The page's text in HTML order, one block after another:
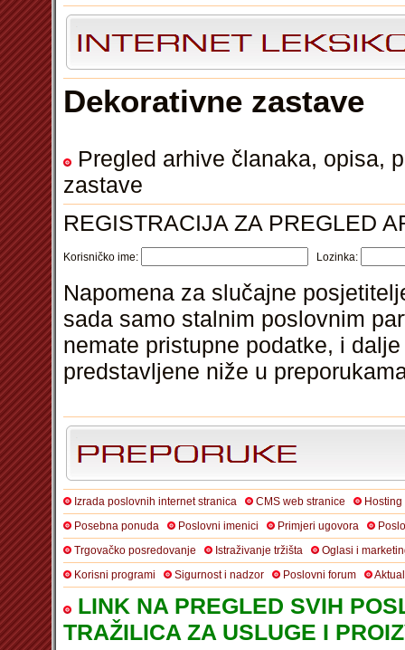
Dekorativne zastave
Pregled arhive članaka, opisa,
zastave
REGISTRACIJA ZA PREGLED
Korisničko ime: Lozinka:
Napomena za slučajne
sada samo stalnim poslovnim
nemate pristupne podatke, i
predstavljene niže u
Izrada poslovnih internet stranica CMS web stranice
Posebna ponuda
Poslovni imenici Primjeri ugovora
Trgovačko posredovanje
Istraživanje tržišta
Oglasi i
Korisni programi
Sigurnost i nadzor Poslovni forum
LINK NA PREGLED SVIH
TRAŽILICA ZA USLUGE I